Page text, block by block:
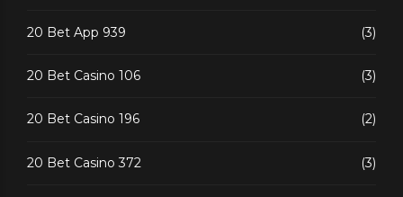
20 Bet App 939 (3)
20 Bet Casino 106 (3)
20 Bet Casino 196 (2)
20 Bet Casino 372 (3)